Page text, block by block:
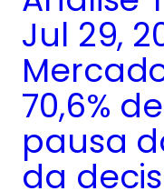
Jul 29,
70,6%
pausa
da